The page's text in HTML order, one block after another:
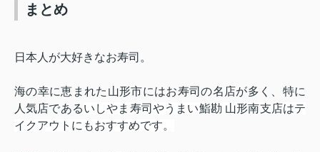
まとめ
日本人が大好きなお寿司。
海の幸に恵まれた山形市にはお寿司の名店が多く、特に
人気店であるいしやま寿司やうまい鮨勘 山形南支店はテ
イクアウトにもおすすめです。